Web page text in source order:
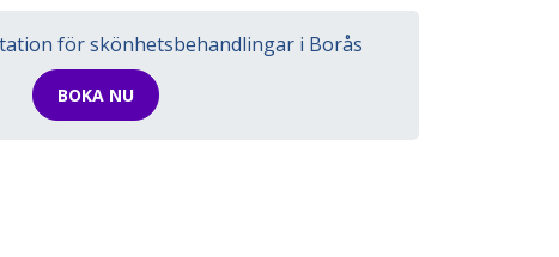
för skönhetsbehandlingar i Borås
BOKA NU